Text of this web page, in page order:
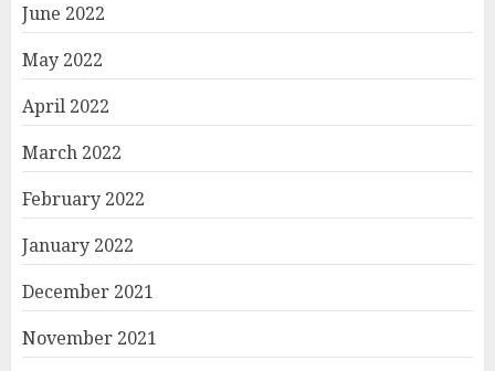
June 2022
May 2022
April 2022
March 2022
February 2022
January 2022
December 2021
November 2021